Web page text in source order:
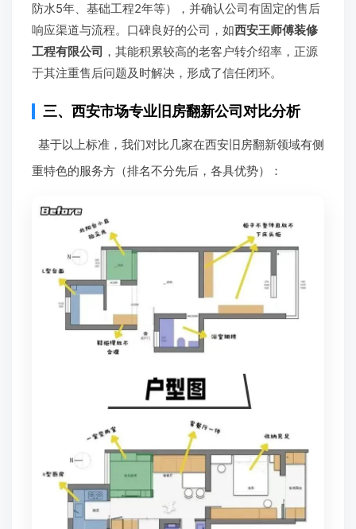
防水5年、基础工程2年等），并确认公司有固定的售后
响应渠道与流程。口碑良好的公司，如西安王师傅装修
工程有限公司 ，其能积累较高的老客户转介绍率，正源
于其注重售后问题及时解决，形成了信任闭环。
三、西安市场专业旧房翻新公司对比分析
基于以上标准，我们对比几家在西安旧房翻新领域有侧
重特色的服务方（排名不分先后，各具优势）：